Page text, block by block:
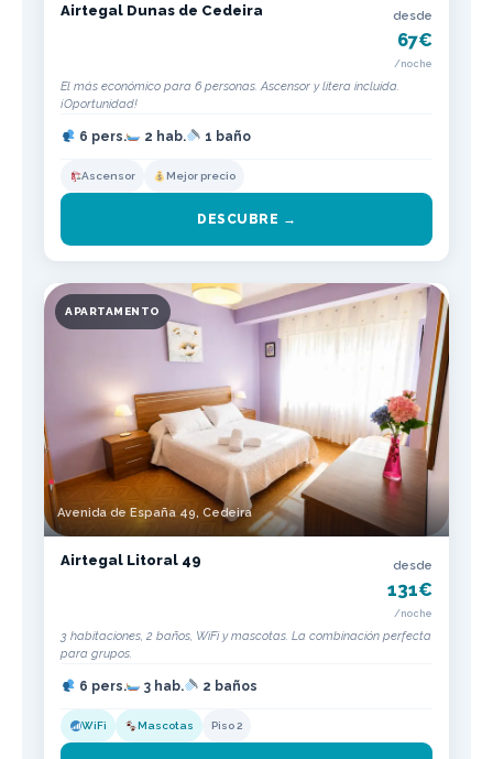
Airtegal Dunas de Cedeira desde
67€
/noche
El más económico para 6 personas. Ascensor y litera incluida.
¡Oportunidad!
6 pers. 2 hab. 1 baño
Ascensor Mejor precio
DESCUBRE →
APARTAMENTO
Avenida de España 49, Cedeira
Airtegal Litoral 49 desde
131€
/noche
3 habitaciones, 2 baños, WiFi y mascotas. La combinación perfecta
para grupos.
6 pers. 3 hab. 2 baños
WiFi Mascotas Piso 2